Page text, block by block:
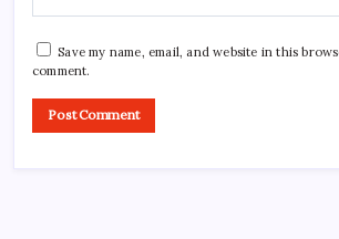
Save my name, email, and website in this
comment.